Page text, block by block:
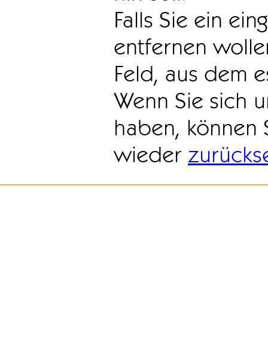
Falls Sie ein
entfernen
Feld, aus dem
Wenn Sie sich
haben, können
wieder